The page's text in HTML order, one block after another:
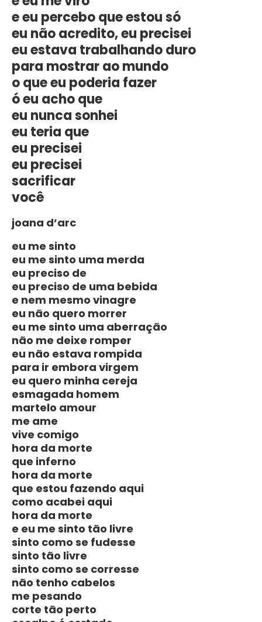
e eu percebo que estou só
eu não acredito, eu precisei
eu estava trabalhando duro
para mostrar ao mundo
o que eu poderia fazer
ó eu acho que
eu nunca sonhei
eu teria que
eu precisei
eu precisei
sacrificar
você
joana d’arc
eu me sinto
eu me sinto uma merda
eu preciso de
eu preciso de uma bebida
e nem mesmo vinagre
eu não quero morrer
eu me sinto uma aberração
não me deixe romper
eu não estava rompida
para ir embora virgem
eu quero minha cereja
esmagada homem
martelo amour
me ame
vive comigo
hora da morte
que inferno
hora da morte
que estou fazendo aqui
como acabei aqui
hora da morte
e eu me sinto tão livre
sinto como se fudesse
sinto tão livre
sinto como se corresse
não tenho cabelos
me pesando
corte tão perto